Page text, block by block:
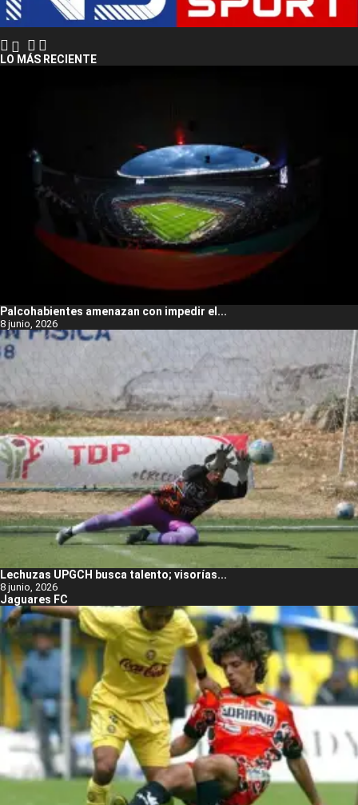
LO MÁS RECIENTE
Palcohabientes amenazan con impedir el...
8 junio, 2026
Lechuzas UPGCH busca talento; visorías...
8 junio, 2026
Jaguares FC